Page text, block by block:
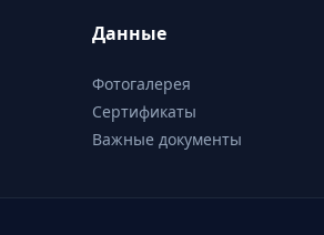
Данные
Фотогалерея
Сертификаты
Важные документы